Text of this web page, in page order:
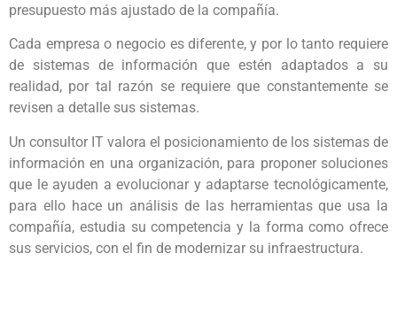
presupuesto más ajustado de la compañía.
Cada empresa o negocio es diferente, y por lo tanto requiere
de sistemas de información que estén adaptados a su
realidad, por tal razón se requiere que constantemente se
revisen a detalle sus sistemas.
Un consultor IT valora el posicionamiento de los sistemas de
información en una organización, para proponer soluciones
que le ayuden a evolucionar y adaptarse tecnológicamente,
para ello hace un análisis de las herramientas que usa la
compañía, estudia su competencia y la forma como ofrece
sus servicios, con el fin de modernizar su infraestructura.